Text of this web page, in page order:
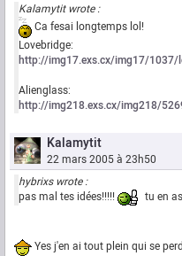
Kalamytit wrote :
Ca fesai longtemps lol!
Lovebridge:
http://img17.exs.cx/img17/1037/
Alienglass:
http://img218.exs.cx/img218/
Kalamytit
22 mars 2005 à 23h50
hybrixs wrote :
pas mal tes idées!!!!!
tu en
Yes j'en ai tout plein qui se